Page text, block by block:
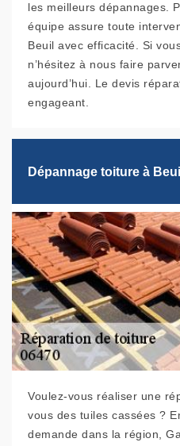
les meilleurs dépannages.
équipe assure toute
Beuil avec efficacité. Si
n’hésitez à nous faire
aujourd’hui. Le devis
engageant.
Dépannage toiture à Beuil
Voulez-vous réaliser une
vous des tuiles cassées ?
demande dans la région,